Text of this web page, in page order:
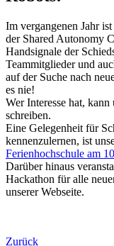
Im vergangenen Jahr
der Shared Autonomy
Handsignale der
Teammitglieder und
auf der Suche nach
es nie!
Wer Interesse hat, kann
schreiben.
Eine Gelegenheit für
kennenzulernen, ist
Ferienhochschule am
Darüber hinaus
Hackathon für alle
unserer Webseite.
Zurück